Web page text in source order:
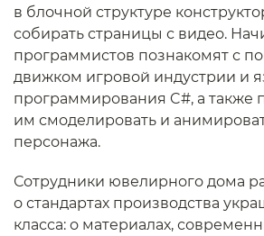
в блочной структуре
собирать страницы с видео.
программистов познакомят с
движком игровой индустрии и
программирования C#, а также
им смоделировать и
персонажа.
Сотрудники ювелирного дома
о стандартах производства
класса: о материалах,